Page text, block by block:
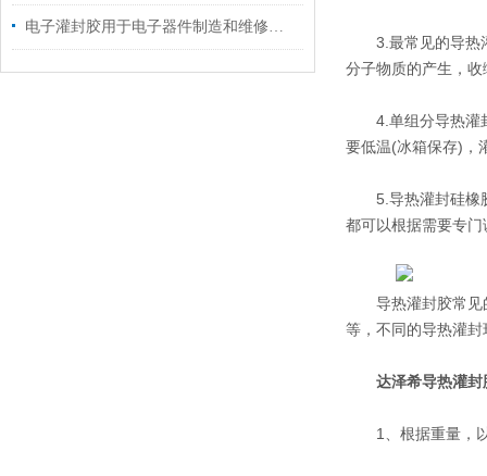
电子灌封胶用于电子器件制造和维修的材料
3.最常见的导热灌
分子物质的产生，
4.单组分导热灌封
要低温(冰箱保存)，
5.导热灌封硅橡胶
都可以根据需要专门
导热灌封胶常见的
等，不同的导热灌
达泽希导热灌封
1、根据重量，以